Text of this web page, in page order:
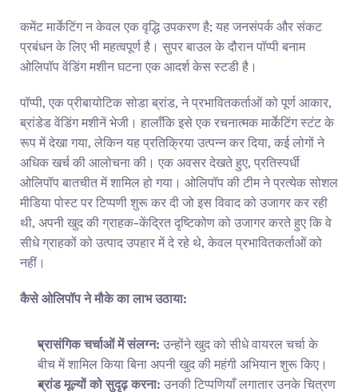
कमेंट मार्केटिंग न केवल एक वृद्धि उपकरण है; यह जनसंपर्क और संकट
प्रबंधन के लिए भी महत्वपूर्ण है। सुपर बाउल के दौरान पॉप्पी बनाम
ओलिपॉप वेंडिंग मशीन घटना एक आदर्श केस स्टडी है।
पॉप्पी, एक प्रीबायोटिक सोडा ब्रांड, ने प्रभावितकर्ताओं को पूर्ण आकार,
ब्रांडेड वेंडिंग मशीनें भेजी। हालाँकि इसे एक रचनात्मक मार्केटिंग स्टंट के
रूप में देखा गया, लेकिन यह प्रतिक्रिया उत्पन्न कर दिया, कई लोगों ने
अधिक खर्च की आलोचना की। एक अवसर देखते हुए, प्रतिस्पर्धी
ओलिपॉप बातचीत में शामिल हो गया। ओलिपॉप की टीम ने प्रत्येक सोशल
मीडिया पोस्ट पर टिप्पणी शुरू कर दी जो इस विवाद को उजागर कर रही
थी, अपनी खुद की ग्राहक-केंद्रित दृष्टिकोण को उजागर करते हुए कि वे
सीधे ग्राहकों को उत्पाद उपहार में दे रहे थे, केवल प्रभावितकर्ताओं को
नहीं।
कैसे ओलिपॉप ने मौके का लाभ उठाया:
प्रासंगिक चर्चाओं में संलग्न: उन्होंने खुद को सीधे वायरल चर्चा के
बीच में शामिल किया बिना अपनी खुद की महंगी अभियान शुरू किए।
ब्रांड मूल्यों को सुदृढ़ करना: उनकी टिप्पणियाँ लगातार उनके चित्रण